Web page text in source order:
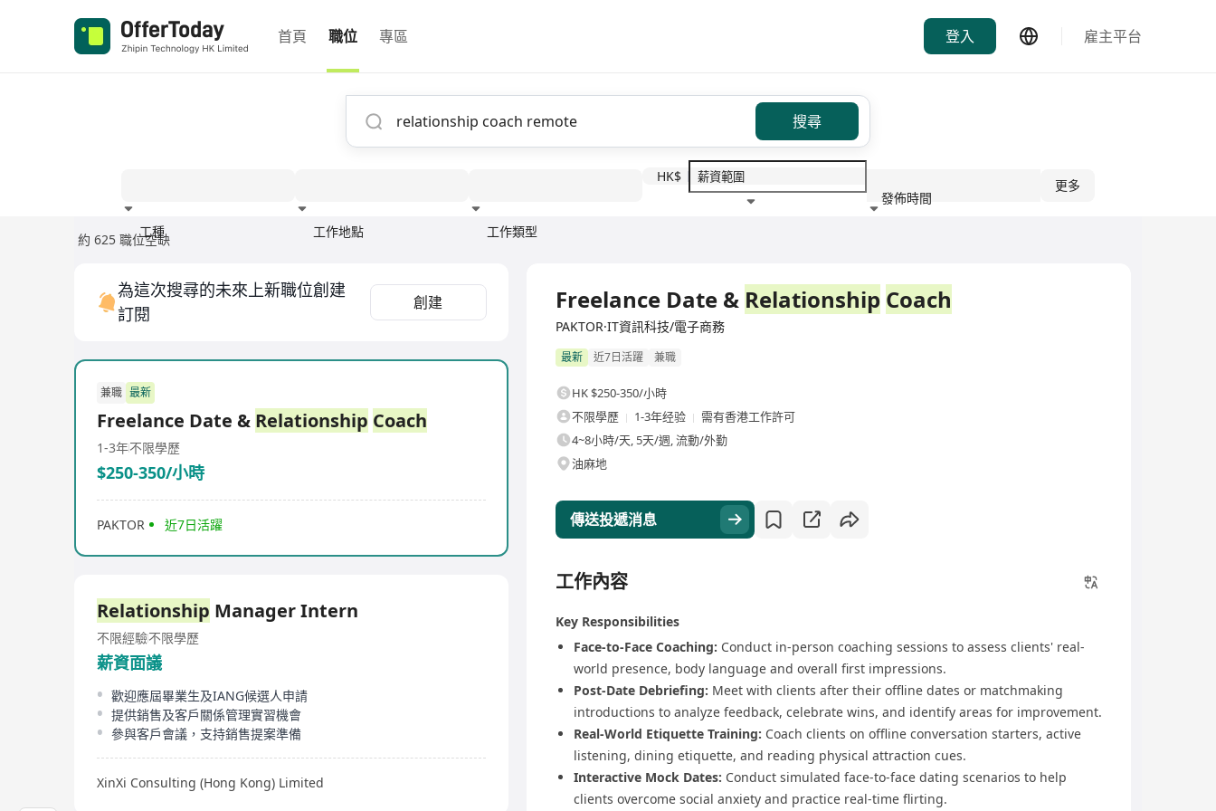
首頁 職位 專區 登入 雇主平台
搜尋
工種 工作地點 工作類型
HK$
發佈時間
更多
約 625 職位空缺
為這次搜尋的未來上新職位創建
訂閱
創建
兼職 最新
Freelance Date & Relationship Coach
1-3年不限學歷
$250-350/小時
PAKTOR 近7日活躍
Relationship Manager Intern
不限經驗不限學歷
薪資面議
歡迎應屆畢業生及IANG候選人申請
提供銷售及客戶關係管理實習機會
參與客戶會議，支持銷售提案準備
XinXi Consulting (Hong Kong) Limited
Freelance Date & Relationship Coach
PAKTOR·IT資訊科技/電子商務
最新 近7日活躍 兼職
HK $250-350/小時
不限學歷
1-3年经验
需有香港工作許可
4~8小時/天, 5天/週, 流動/外勤
油麻地
傳送投遞消息
工作內容
Key Responsibilities
Face-to-Face Coaching: Conduct in-person coaching sessions to assess clients' real-
world presence, body language and overall first impressions.
Post-Date Debriefing: Meet with clients after their offline dates or matchmaking
introductions to analyze feedback, celebrate wins, and identify areas for improvement.
Real-World Etiquette Training: Coach clients on offline conversation starters, active
listening, dining etiquette, and reading physical attraction cues.
Interactive Mock Dates: Conduct simulated face-to-face dating scenarios to help
clients overcome social anxiety and practice real-time flirting.